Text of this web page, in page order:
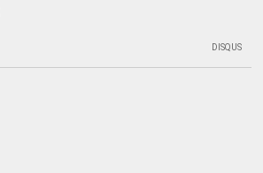
DISQUS